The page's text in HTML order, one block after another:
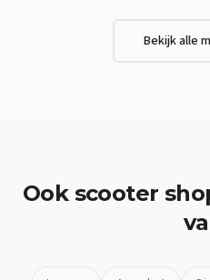
Bekijk alle
Ook scooter